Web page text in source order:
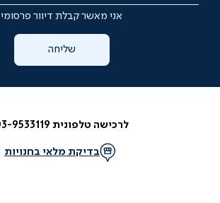
אני מאשר קבלת דיוור פרסומי
שליחה
לרכישה טלפונית 03-9533119
בדיקת מלאי בחנויות